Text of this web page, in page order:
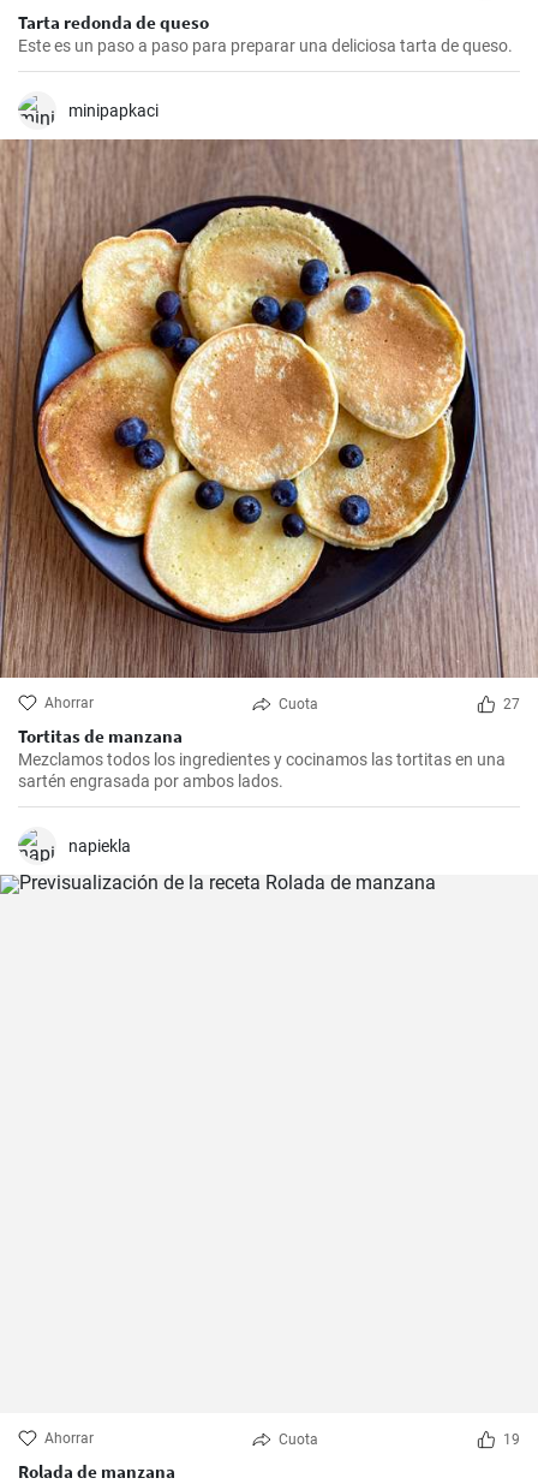
Tarta redonda de queso
Este es un paso a paso para preparar una deliciosa tarta de queso.
minipapkaci
Ahorrar Cuota 27
Tortitas de manzana
Mezclamos todos los ingredientes y cocinamos las tortitas en una
sartén engrasada por ambos lados.
napiekla
Ahorrar Cuota 19
Rolada de manzana